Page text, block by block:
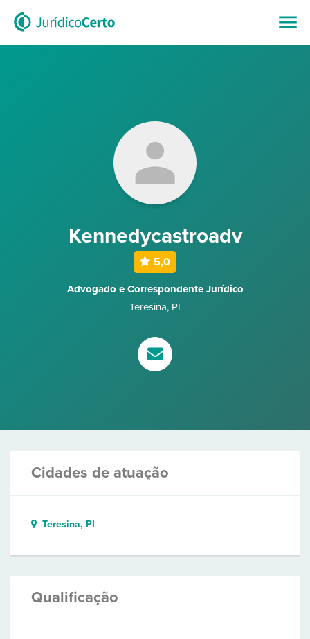
Kennedycastroadv
5,0
Advogado e Correspondente Jurídico
Teresina, PI
Cidades de atuação
Teresina, PI
Qualificação